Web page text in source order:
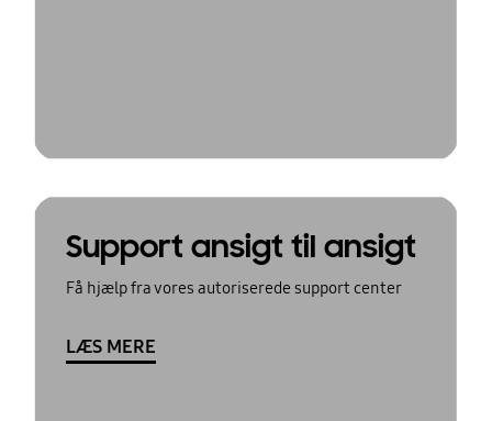
Support ansigt til ansigt
Få hjælp fra vores autoriserede support center
LÆS MERE